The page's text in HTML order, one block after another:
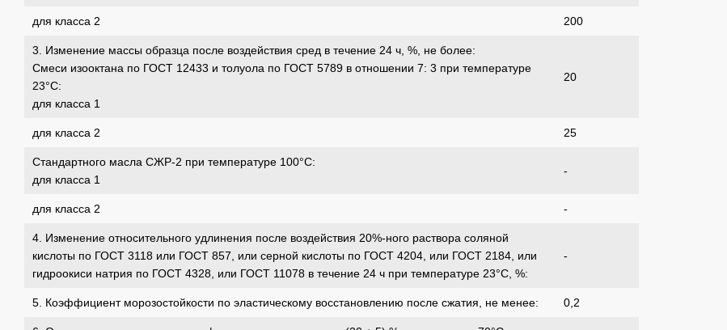
для класса 2 200
3. Изменение массы образца после воздействия сред в течение 24 ч, %, не более:
Смеси изооктана по ГОСТ 12433 и толуола по ГОСТ 5789 в отношении 7: 3 при температуре
23°С:
для класса 1
20
для класса 2 25
Стандартного масла СЖР-2 при температуре 100°С:
для класса 1
-
для класса 2 -
4. Изменение относительного удлинения после воздействия 20%-ного раствора соляной
кислоты по ГОСТ 3118 или ГОСТ 857, или серной кислоты по ГОСТ 4204, или ГОСТ 2184, или
гидроокиси натрия по ГОСТ 4328, или ГОСТ 11078 в течение 24 ч при температуре 23°С, %:
-
5. Коэффициент морозостойкости по эластическому восстановлению после сжатия, не менее: 0,2